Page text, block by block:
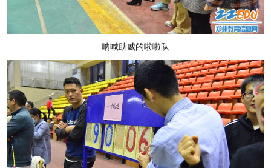
呐喊助威的啦啦队